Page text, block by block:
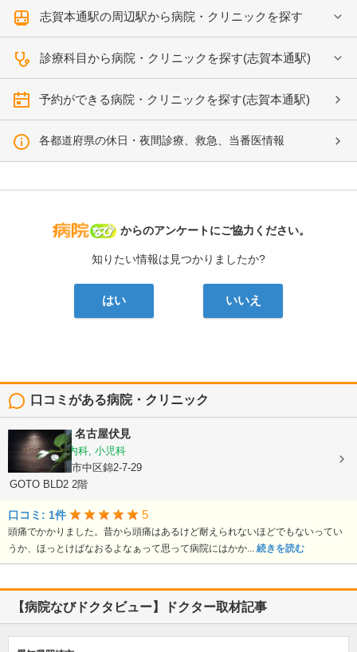
志賀本通駅の周辺駅から病院・クリニックを探す
診療科目から病院・クリニックを探す(志賀本通駅)
予約ができる病院・クリニックを探す(志賀本通駅)
各都道府県の休日・夜間診療、救急、当番医情報
病院なび
からのアンケートにご協力ください。
知りたい情報は見つかりましたか?
はい いいえ
口コミがある病院・クリニック
CLINIC No7 名古屋伏見
内科, 脳神経内科, 小児科
愛知県名古屋市中区錦2-7-29
GOTO BLD2 2階
口コミ: 1件 5
頭痛でかかりました。昔から頭痛はあるけど耐えられないほどでもないってい
うか、ほっとけばなおるよなぁって思って病院にはかか... 続きを読む
【病院なびドクタビュー】ドクター取材記事